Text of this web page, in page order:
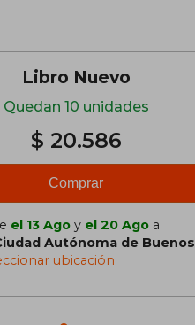
Libro Nuevo
Quedan 10 unidades
$ 20.586
Comprar
el 13 Ago y el 20 Ago a
Autónoma de Buenos
ubicación